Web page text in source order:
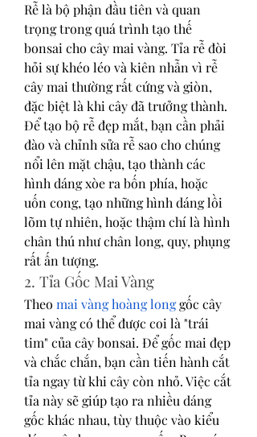
Rễ là bộ phận đầu tiên và quan
trọng trong quá trình tạo thế
bonsai cho cây mai vàng. Tỉa rễ đòi
hỏi sự khéo léo và kiên nhẫn vì rễ
cây mai thường rất cứng và giòn,
đặc biệt là khi cây đã trưởng thành.
Để tạo bộ rễ đẹp mắt, bạn cần phải
đào và chỉnh sửa rễ sao cho chúng
nổi lên mặt chậu, tạo thành các
hình dáng xòe ra bốn phía, hoặc
uốn cong, tạo những hình dáng lồi
lõm tự nhiên, hoặc thậm chí là hình
chân thú như chân long, quy, phụng
rất ấn tượng.
2. Tỉa Gốc Mai Vàng
Theo mai vàng hoàng long gốc cây
mai vàng có thể được coi là "trái
tim" của cây bonsai. Để gốc mai đẹp
và chắc chắn, bạn cần tiến hành cắt
tỉa ngay từ khi cây còn nhỏ. Việc cắt
tỉa này sẽ giúp tạo ra nhiều dáng
gốc khác nhau, tùy thuộc vào kiểu